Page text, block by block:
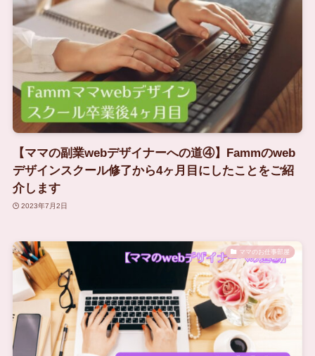
【ママの副業webデザイナーへの道④】Fammのweb
デザインスクール修了から4ヶ月目にしたことをご紹
介します
2023年7月2日
ママのお仕事部屋